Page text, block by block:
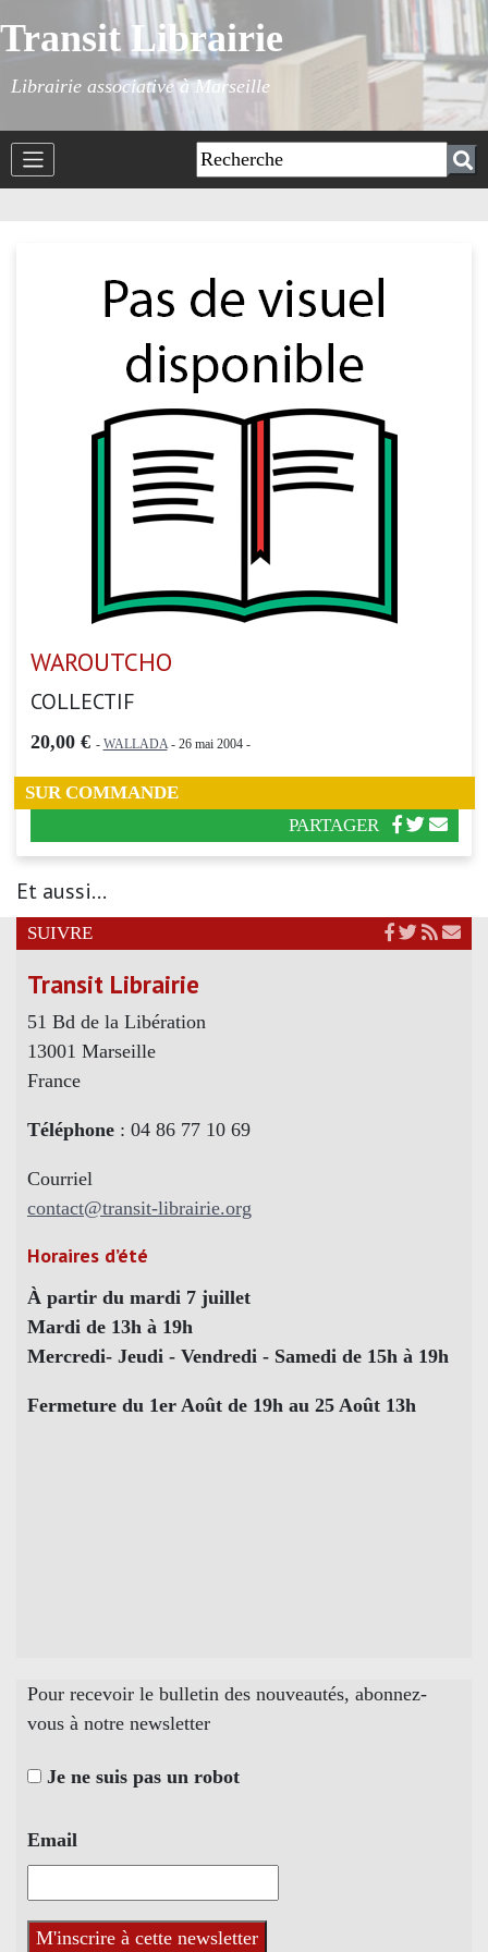
Transit Librairie
Librairie associative à Marseille
WAROUTCHO
COLLECTIF
20,00 € - WALLADA- 26 mai 2004 -
SUR COMMANDE
PARTAGER
Et aussi...
SUIVRE
Transit Librairie
51 Bd de la Libération
13001 Marseille
France
Téléphone : 04 86 77 10 69
Courriel
contact@transit-librairie.org
Horaires d’été
À partir du mardi 7 juillet
Mardi de 13h à 19h
Mercredi- Jeudi - Vendredi - Samedi de 15h à 19h
Fermeture du 1er Août de 19h au 25 Août 13h
Pour recevoir le bulletin des nouveautés, abonnez-
vous à notre newsletter
Je ne suis pas un robot
Email